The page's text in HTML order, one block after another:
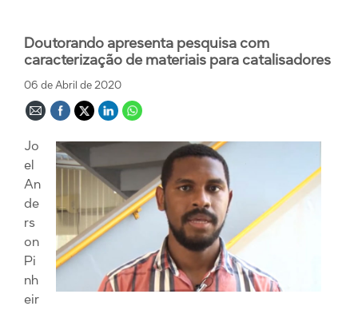
Doutorando apresenta pesquisa com
caracterização de materiais para catalisadores
06 de Abril de 2020
Jo
el
An
de
rs
on
Pi
nh
eir